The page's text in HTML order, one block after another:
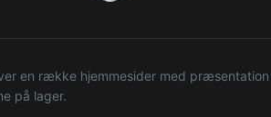
en række hjemmesider med
på lager.